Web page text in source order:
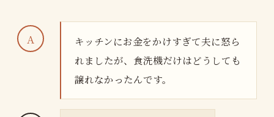
キッチンにお金をかけすぎて夫に怒ら
れましたが、食洗機だけはどうしても
譲れなかったんです。